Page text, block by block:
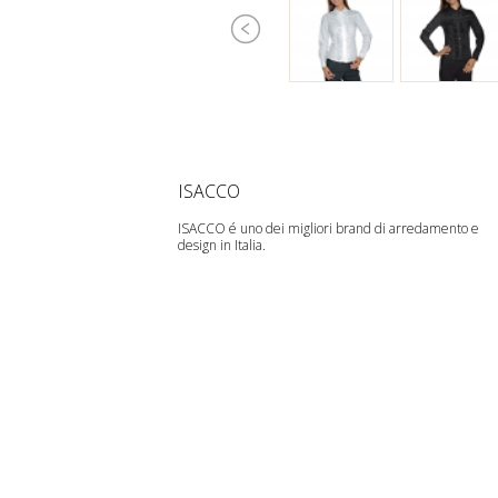
ISACCO
ISACCO é uno dei migliori brand di arredamento e
design in Italia.